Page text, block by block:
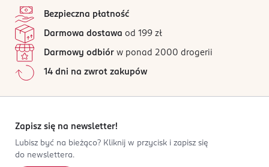
Bezpieczna płatność
Darmowa dostawa od 199 zł
Darmowy odbiór w ponad 2000 drogerii
14 dni na zwrot zakupów
Zapisz się na newsletter!
Lubisz być na bieżąco? Kliknij w przycisk i zapisz się
do newslettera.